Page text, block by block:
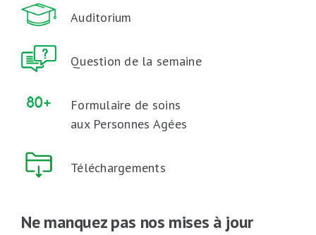
Auditorium
Question de la semaine
Formulaire de soins
aux Personnes Agées
Téléchargements
Ne manquez pas nos mises à jour